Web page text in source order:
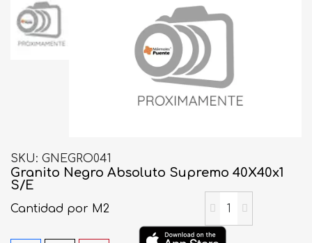
SKU GNEGRO041
Granito Negro Absoluto Supremo 40X40x1
S/E
Cantidad por M2